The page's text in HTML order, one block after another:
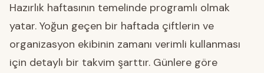
Hazırlık haftasının temelinde programlı olmak
yatar. Yoğun geçen bir haftada çiftlerin ve
organizasyon ekibinin zamanı verimli kullanması
için detaylı bir takvim şarttır. Günlere göre